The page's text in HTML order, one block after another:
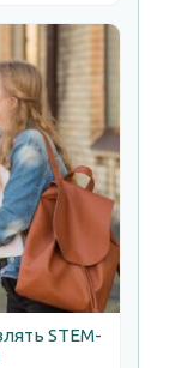
STEM-